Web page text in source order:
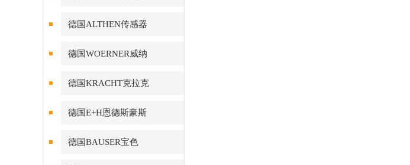
德国ALTHEN传感器
德国WOERNER威纳
德国KRACHT克拉克
德国E+H恩德斯豪斯
德国BAUSER宝色